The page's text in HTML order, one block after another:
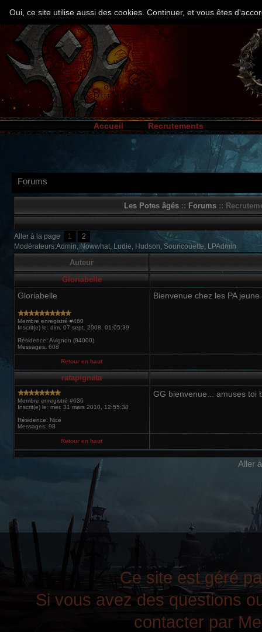
Accueil Recrutements
Forums
Les Potes âgés:: Forums::
Aller à la page 1
2
Modérateurs:Admin, Nowwhat, Ludie, Hudson, Souricouette, LPAdmin
Auteur
Gloriabelle
Gloriabelle
Membre enregistré #460
Inscrit(e) le: dim. 07 sept. 2008, 01:05:39
Résidence: Avignon (84000)
Messages: 608
Bienvenue chez les PA
Retour en haut
ratapignata
Membre enregistré #636
Inscrit(e) le: mer. 31 mars 2010, 12:55:38
Résidence: Nice
Messages: 98
GG bienvenue... amuses toi
Retour en haut
Aller
Ce site est géré
Si vous avez des questions
contacter par
Oui, ce site utilise aussi des cookies. Continuer, et vous êtes